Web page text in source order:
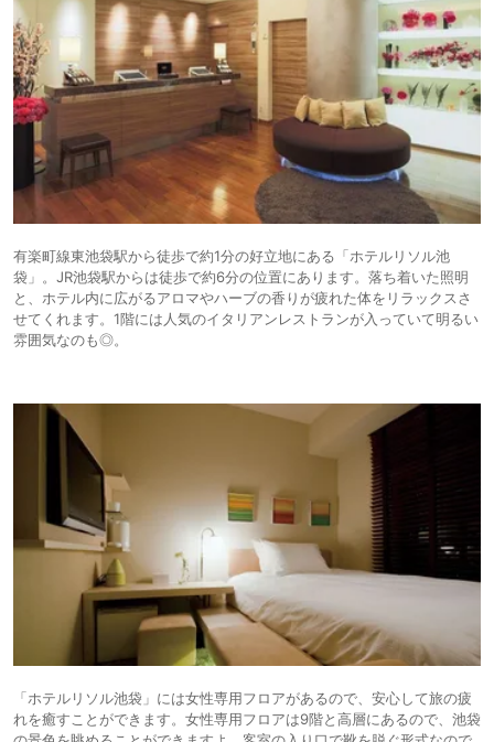
有楽町線東池袋駅から徒歩で約1分の好立地にある「ホテルリソル池
袋」。JR池袋駅からは徒歩で約6分の位置にあります。落ち着いた照明
と、ホテル内に広がるアロマやハーブの香りが疲れた体をリラックスさ
せてくれます。1階には人気のイタリアンレストランが入っていて明るい
雰囲気なのも◎。
「ホテルリソル池袋」には女性専用フロアがあるので、安心して旅の疲
れを癒すことができます。女性専用フロアは9階と高層にあるので、池袋